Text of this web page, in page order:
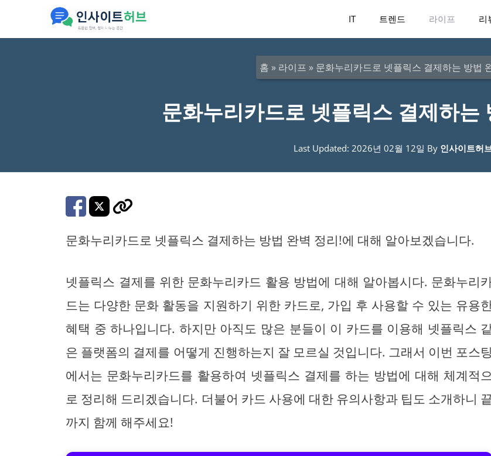
IT 트렌드 라이프 리
홈 » 라이프 » 문화누리카드로 넷플릭스 결제하는 방법
문화누리카드로 넷플릭스 결제하는
Last Updated: 2026년 02월 12일 By 인사이트허
문화누리카드로 넷플릭스 결제하는 방법 완벽 정리!에 대해 알아보겠습니다.
넷플릭스 결제를 위한 문화누리카드 활용 방법에 대해 알아봅시다. 문화누리
드는 다양한 문화 활동을 지원하기 위한 카드로, 가입 후 사용할 수 있는 유용
혜택 중 하나입니다. 하지만 아직도 많은 분들이 이 카드를 이용해 넷플릭스
은 플랫폼의 결제를 어떻게 진행하는지 잘 모르실 것입니다. 그래서 이번 포스팅
에서는 문화누리카드를 활용하여 넷플릭스 결제를 하는 방법에 대해 체계적
로 정리해 드리겠습니다. 더불어 카드 사용에 대한 유의사항과 팁도 소개하니
까지 함께 해주세요!